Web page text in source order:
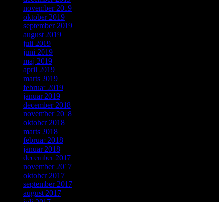
november 2019
oktober 2019
september 2019
august 2019
juli 2019
juni 2019
maj 2019
april 2019
marts 2019
februar 2019
januar 2019
december 2018
november 2018
oktober 2018
marts 2018
februar 2018
januar 2018
december 2017
november 2017
oktober 2017
september 2017
august 2017